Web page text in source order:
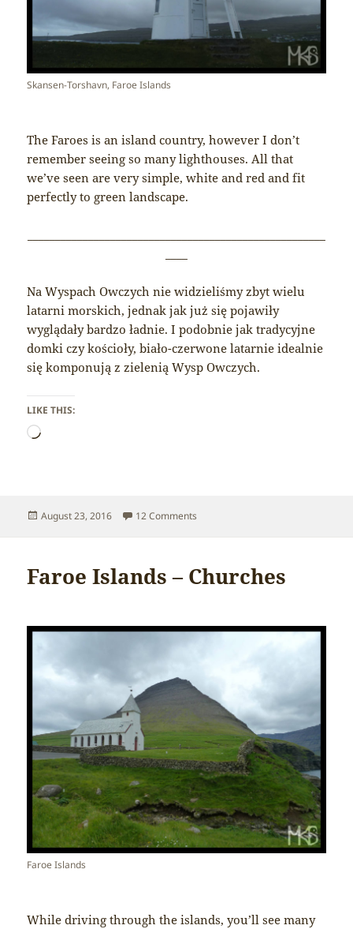
Skansen-Torshavn, Faroe Islands
The Faroes is an island country, however I don’t
remember seeing so many lighthouses. All that
we’ve seen are very simple, white and red and fit
perfectly to green landscape.
Na Wyspach Owczych nie widzieliśmy zbyt wielu
latarni morskich, jednak jak już się pojawiły
wyglądały bardzo ładnie. I podobnie jak tradycyjne
domki czy kościoły, biało-czerwone latarnie idealnie
się komponują z zielenią Wysp Owczych.
LIKE THIS:
Loading…
Posted
August 23, 2016 12 Comments
Faroe Islands – Churches
Faroe Islands
While driving through the islands, you’ll see many